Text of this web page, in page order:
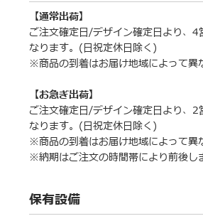
【通常出荷】
ご注文確定日/デザイン確定日より、4
なります。(日祝定休日除く)
※商品の到着はお届け地域によって異
【お急ぎ出荷】
ご注文確定日/デザイン確定日より、2
なります。(日祝定休日除く)
※商品の到着はお届け地域によって異
※納期はご注文の時間帯により前後し
保有設備